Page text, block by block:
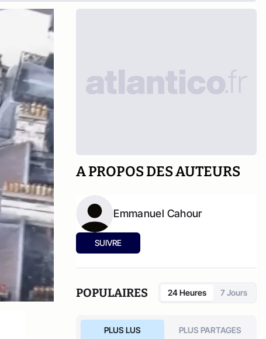
A PROPOS DES AUTEURS
Emmanuel Cahour
SUIVRE
POPULAIRES 24 Heures 7 Jours
PLUS LUS PLUS PARTAGES